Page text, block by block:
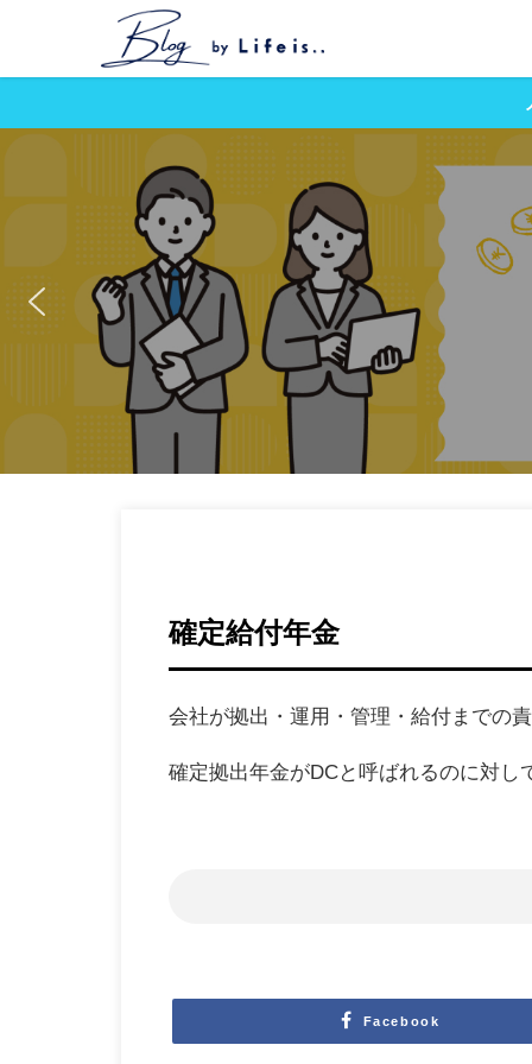
確定給付年金
会社が拠出・運用・管理・給付までの
確定拠出年金がDCと呼ばれるのに対し
Facebook